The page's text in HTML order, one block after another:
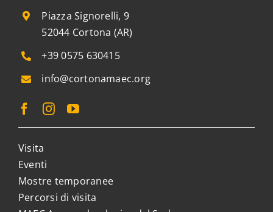
Piazza Signorelli, 9
52044 Cortona (AR)
+39 0575 630415
info@cortonamaec.org
Visita
Eventi
Mostre temporanee
Percorsi di visita